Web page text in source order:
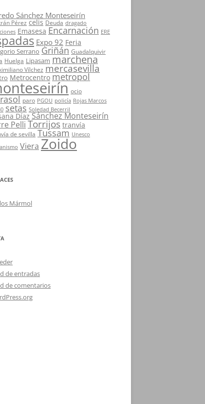
Sánchez Monteseirín
Pérez celis Deuda dragado
Emasesa Encarnación ERE
Expo 92 Feria
Serrano Griñán Guadalquivir
Huelga Lipasam marchena
Vílchez mercasevilla
Metrocentro metropol
ocio
paro PGOU policía Rojas Marcos
setas Soledad Becerril
Díaz Sánchez Monteseirín
Pelli Torrijos tranvía
de sevilla Tussam Unesco
Viera Zoido
Mármol
de entradas
de comentarios